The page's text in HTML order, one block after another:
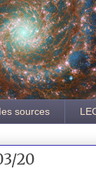
sources
20